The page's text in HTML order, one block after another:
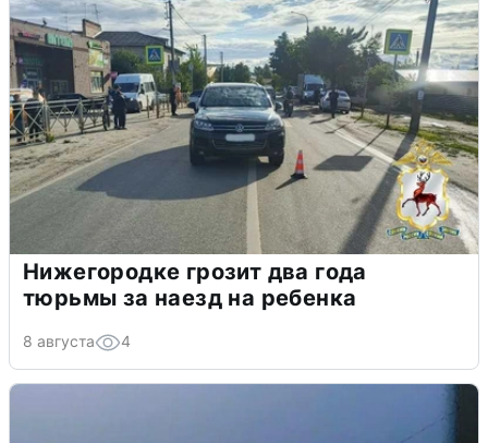
Нижегородке грозит два года
тюрьмы за наезд на ребенка
8 августа 4